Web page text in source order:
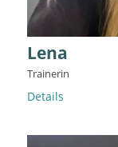
Lena
Trainerin
Details